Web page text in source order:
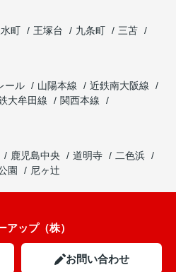
町 王塚台 九条町
三苫
ール 山陽本線
近鉄南大阪線
大牟田線
関西本線
鹿児島中央 道明寺
二色浜
園 尼ヶ辻
アップ（株）
お問い合わせ